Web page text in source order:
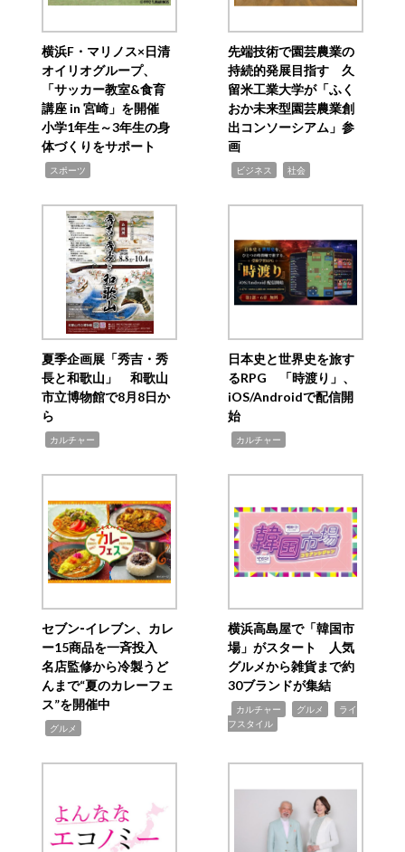
横浜F・マリノス×日清
オイリオグループ、
「サッカー教室&食育
講座 in 宮崎」を開催
小学1年生～3年生の身
体づくりをサポート
スポーツ
先端技術で園芸農業の
持続的発展目指す 久
留米工業大学が「ふく
おか未来型園芸農業創
出コンソーシアム」参
画
ビジネス 社会
夏季企画展「秀吉・秀
長と和歌山」 和歌山
市立博物館で8月8日か
ら
カルチャー
日本史と世界史を旅す
るRPG 「時渡り」、
iOS/Androidで配信開
始
カルチャー
セブン‐イレブン、カレ
ー15商品を一斉投入
名店監修から冷製うど
んまで“夏のカレーフェ
ス”を開催中
グルメ
横浜高島屋で「韓国市
場」がスタート 人気
グルメから雑貨まで約
30ブランドが集結
カルチャー グルメ
ライ
フスタイル